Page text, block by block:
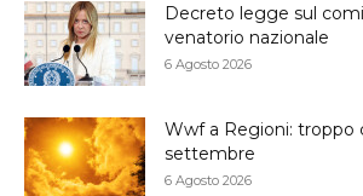
Decreto legge sul
venatorio nazionale
6 Agosto 2026
Wwf a Regioni: troppo
settembre
6 Agosto 2026